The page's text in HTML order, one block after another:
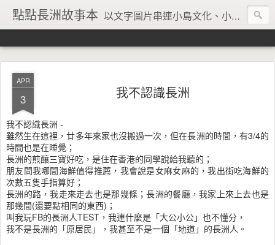
點點長洲故事本 以文字圖片串連小島文化、小島風情、小島回憶
APR
3 我不認識長洲
我不認識長洲 -
雖然生在這裡，廿多年來家也沒搬過一次，但在長洲的時間，有3/4的
時間也是在睡覺；
長洲的煎釀三寶好吃，是住在香港的同學說給我聽的；
朋友問我哪間海鮮值得推薦，我會說是女麻女麻的，我出街吃海鮮的
次數五隻手指算好；
長洲的路，我走來走去也是那幾條；長洲的餐廳，我家上來上去也是
那幾間(還要點相同的東西)；
叫我玩FB的長洲人TEST，我連什麼是「大公小公」也不懂分，
我不是長洲的「原居民」，我甚至不是一個「地道」的長洲人。